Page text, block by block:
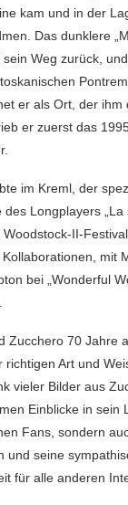
kam und in der
Das dunklere
Weg zurück,
er als Ort, der ihm
er zuerst das
im Kreml, der
Longplayers „La
II-
mit
bei „Wonderful
Zucchero 70 Jahre
Art und
vieler Bilder aus
Einblicke in sein
Fans, sondern
und seine
für alle anderen